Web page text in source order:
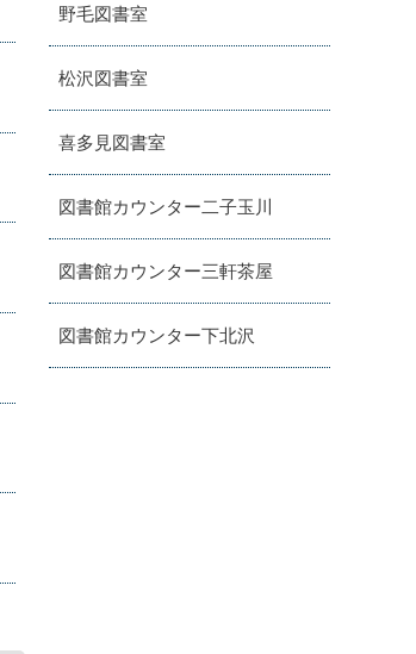
野毛図書室
松沢図書室
喜多見図書室
図書館カウンター二子玉川
図書館カウンター三軒茶屋
図書館カウンター下北沢